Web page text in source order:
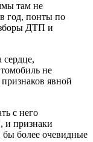
там не
год, понты по
ДТП и
не
явной
с него
и признаки
бы более очевидные